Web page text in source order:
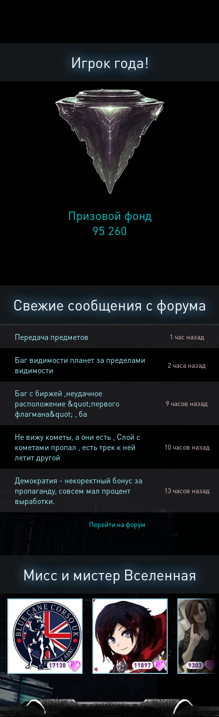
Игрок года!
Призовой фонд
95 260
Свежие сообщения с форума
Передача предметов 1 час назад
Баг видимости планет за пределами
видимости
2 часа назад
Баг с биржей ,неудачное
расположение &quot;первого
флагмана&quot; , ба
9 часов назад
Не вижу кометы, а они есть , Слой с
кометами пропал , есть трек к ней
летит другой
10 часов назад
Демократия - некоректный бонус за
пропаганду, совсем мал процент
выработки.
13 часов назад
Перейти на форум
Мисс и мистер Вселенная
17138 11897 9303